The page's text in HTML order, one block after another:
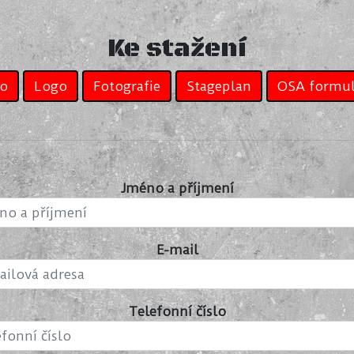
Ke stažení
Logo Fotografie Stageplan OSA
Jméno a příjmení
E-mail
Telefonní číslo